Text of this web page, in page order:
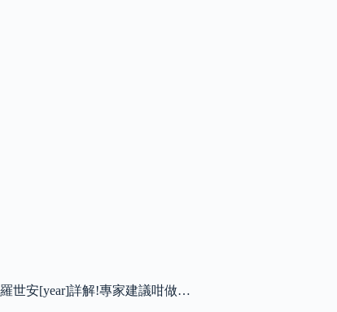
羅世安[year]詳解!專家建議咁做…